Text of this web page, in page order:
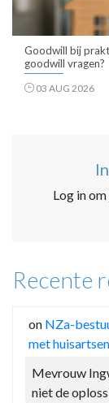
Goodwill bij
goodwill vragen?
03 AUG 2026
Log in
Recente
on NZa-
met
Mevrouw
niet de